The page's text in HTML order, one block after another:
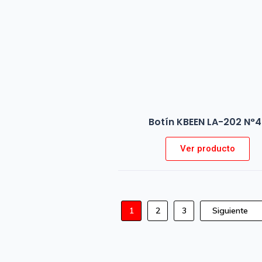
Botín KBEEN LA-202
Ver producto
1 2 3 Siguiente